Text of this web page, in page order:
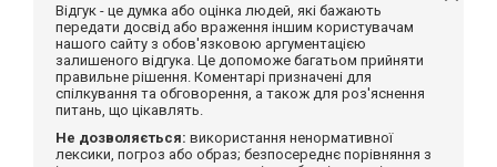
Відгук - це думка або оцінка людей, які бажають
передати досвід або враження іншим користувачам
нашого сайту з обов'язковою аргументацією
залишеного відгука. Це допоможе багатьом прийняти
правильне рішення. Коментарі призначені для
спілкування та обговорення, а також для роз'яснення
питань, що цікавлять.
Не дозволяється: використання ненормативної
лексики, погроз або образ; безпосереднє порівняння з